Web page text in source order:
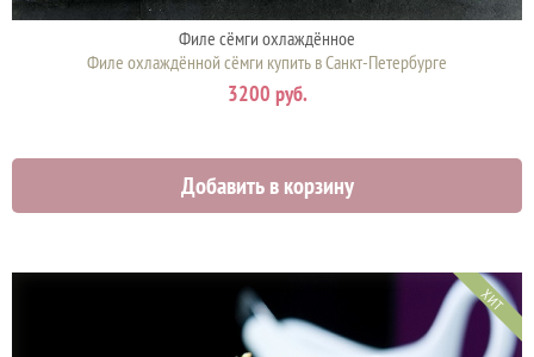
Филе сёмги охлаждённое
Филе охлаждённой сёмги купить в Санкт-Петербурге
3200 руб.
Добавить в корзину
ХИТ